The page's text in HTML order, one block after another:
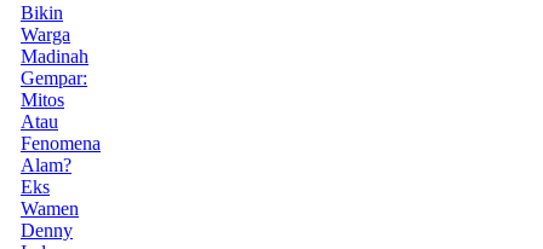
Bikin
Warga
Madinah
Gempar:
Mitos
Atau
Fenomena
Alam?
Eks
Wamen
Denny